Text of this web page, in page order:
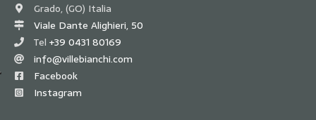
Grado, (GO) Italia
Viale Dante Alighieri, 50
Tel +39 0431 80169
info@villebianchi.com
Facebook
Instagram